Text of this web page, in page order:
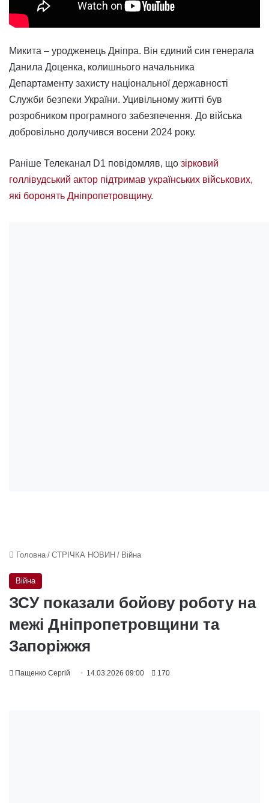
Микита – уродженець Дніпра. Він єдиний син генерала
Данила Доценка, колишнього начальника
Департаменту захисту національної державності
Служби безпеки України. Уцивільному житті був
розробником програмного забезпечення. До війська
добровільно долучився восени 2024 року.
Раніше Телеканал D1 повідомляв, що зірковий
голлівудський актор підтримав українських військових,
які боронять Дніпропетровщину.